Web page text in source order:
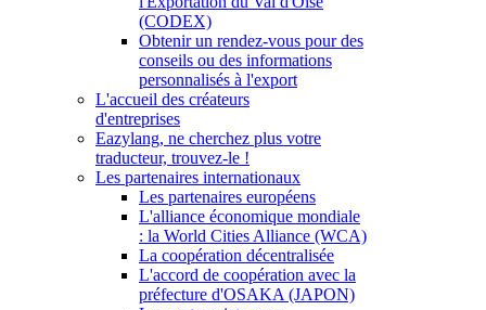
(CODEX)
Obtenir un rendez-vous pour des
conseils ou des informations
personnalisés à l'export
L'accueil des créateurs
d'entreprises
Eazylang, ne cherchez plus votre
traducteur, trouvez-le !
Les partenaires internationaux
Les partenaires européens
L'alliance économique mondiale
: la World Cities Alliance (WCA)
La coopération décentralisée
L'accord de coopération avec la
préfecture d'OSAKA (JAPON)